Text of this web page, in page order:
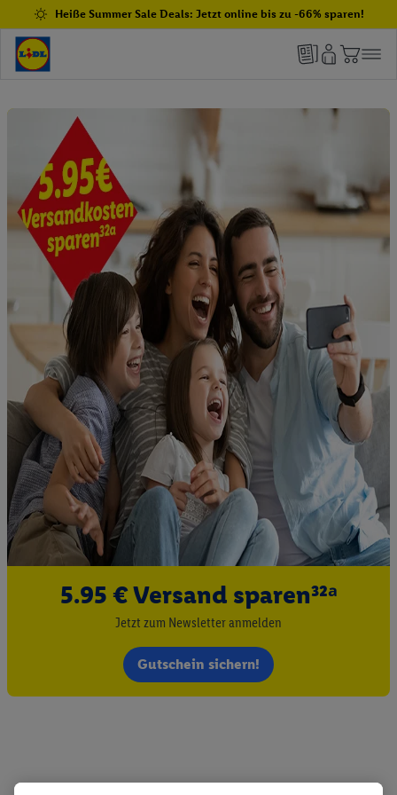
Heiße Summer Sale Deals: Jetzt online bis zu -66% sparen!
5.95 € Versand sparen³²ᵃ
Jetzt zum Newsletter anmelden
Gutschein sichern!